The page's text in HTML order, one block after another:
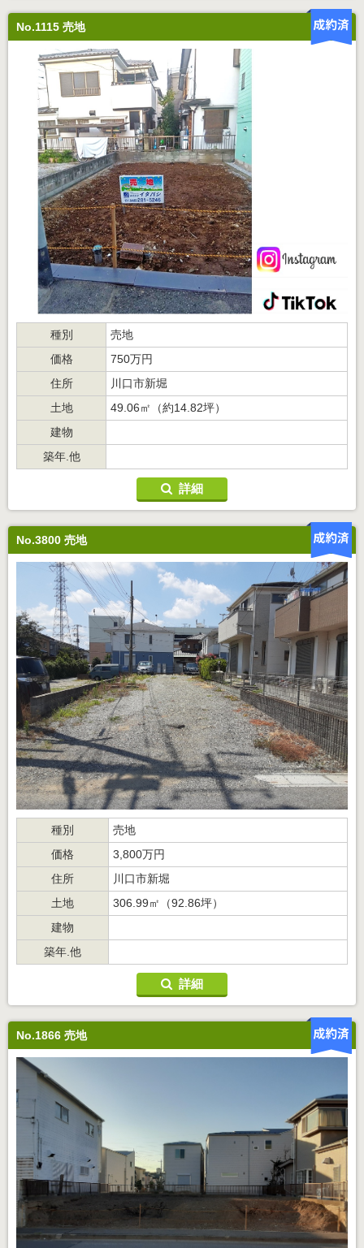
No.1115 売地
種別
売地
価格
750万円
住所
川口市新堀
土地
49.06㎡（約14.82坪）
建物
築年.他
詳細
No.3800 売地
種別
売地
価格
3,800万円
住所
川口市新堀
土地
306.99㎡（92.86坪）
建物
築年.他
詳細
No.1866 売地